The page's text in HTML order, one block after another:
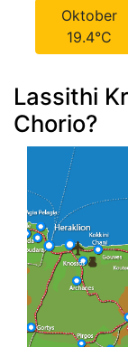
Oktober
19.4°C
Lassithi
Chorio?